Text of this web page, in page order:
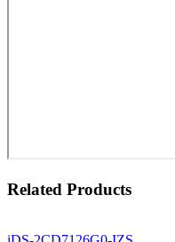
Related Products